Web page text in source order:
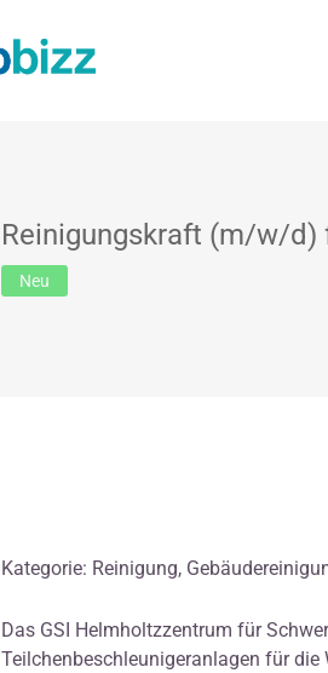
Reinigungskraft (m/w/d)
Neu
Kategorie: Reinigung,
Das GSI Helmholtzzentrum für
Teilchenbeschleunigeranlagen für